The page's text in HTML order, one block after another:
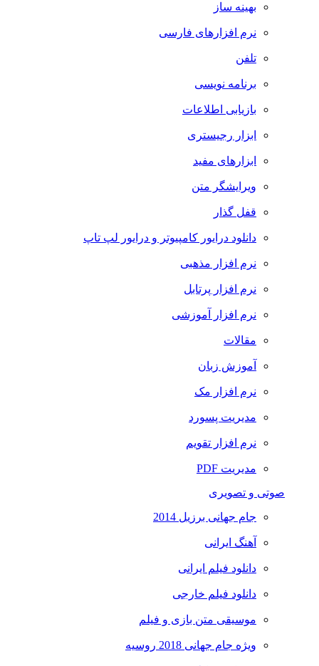
بهینه ساز
نرم افزارهای فارسی
تلفن
برنامه نویسی
بازیابی اطلاعات
ابزار رجیستری
ابزارهای مفید
ویرایشگر متن
قفل گذار
دانلود درایور کامپیوتر و درایور لپ تاپ
نرم افزار مذهبی
نرم افزار پرتابل
نرم افزار آموزشی
مقالات
آموزش زبان
نرم افزار مک
مدیریت پسورد
نرم افزار تقویم
مدیریت PDF
صوتی و تصویری
جام جهانی برزیل 2014
آهنگ ایرانی
دانلود فیلم ایرانی
دانلود فیلم خارجی
موسیقی متن بازی و فیلم
ویژه جام جهانی 2018 روسیه